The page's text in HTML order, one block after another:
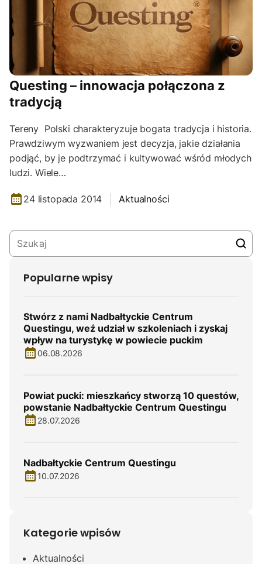
Questing – innowacja połączona z
tradycją
Tereny Polski charakteryzuje bogata tradycja i historia.
Prawdziwym wyzwaniem jest decyzja, jakie działania
podjąć, by je podtrzymać i kultywować wśród młodych
ludzi. Wiele…
24 listopada 2014 Aktualności
Popularne wpisy
Stwórz z nami Nadbałtyckie Centrum
Questingu, weź udział w szkoleniach i zyskaj
wpływ na turystykę w powiecie puckim
06.08.2026
Powiat pucki: mieszkańcy stworzą 10 questów,
powstanie Nadbałtyckie Centrum Questingu
28.07.2026
Nadbałtyckie Centrum Questingu
10.07.2026
Kategorie wpisów
Aktualności